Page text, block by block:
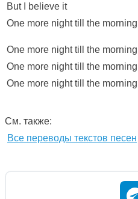
But I believe it
One more night till the morning
One more night till the morning
One more night till the morning
One more night till the morning
См. также:
Все переводы текстов песен